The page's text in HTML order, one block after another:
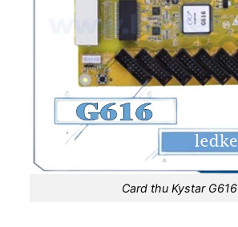
Card thu Kystar G616